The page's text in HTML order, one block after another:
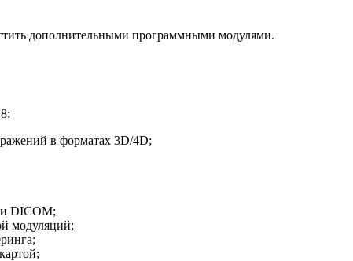
дополнительными программными модулями.
в форматах 3D/4D;
DICOM;
модуляций;